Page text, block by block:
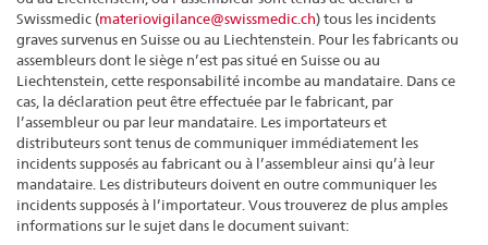
Swissmedic (materiovigilance@swissmedic.ch) tous les incidents
graves survenus en Suisse ou au Liechtenstein. Pour les fabricants ou
assembleurs dont le siège n’est pas situé en Suisse ou au
Liechtenstein, cette responsabilité incombe au mandataire. Dans ce
cas, la déclaration peut être effectuée par le fabricant, par
l’assembleur ou par leur mandataire. Les importateurs et
distributeurs sont tenus de communiquer immédiatement les
incidents supposés au fabricant ou à l’assembleur ainsi qu’à leur
mandataire. Les distributeurs doivent en outre communiquer les
incidents supposés à l’importateur. Vous trouverez de plus amples
informations sur le sujet dans le document suivant: